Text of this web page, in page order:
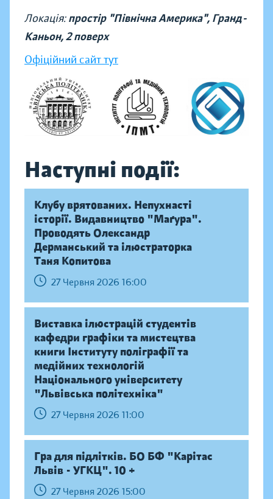
Локація:простір "Північна Америка", Гранд-
Каньон, 2 поверх
Офіційний сайт тут
Наступні події:
Клубу врятованих. Непухнасті
історії. Видавництво "Маґура".
Проводять Олександр
Дерманський та ілюстраторка
Таня Копитова
27 Червня 2026 16:00
Виставка ілюстрацій студентів
кафедри графіки та мистецтва
книги Інституту поліграфії та
медійних технологій
Національного університету
"Львівська політехніка"
27 Червня 2026 11:00
Гра для підлітків. БО БФ "Карітас
Львів - УГКЦ". 10 +
27 Червня 2026 15:00